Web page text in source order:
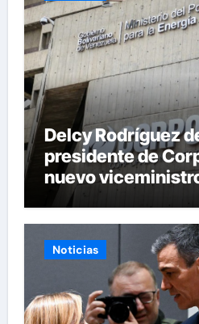
Delcy Rodríguez
presidente de
nuevo
Eléctricos
Noticias